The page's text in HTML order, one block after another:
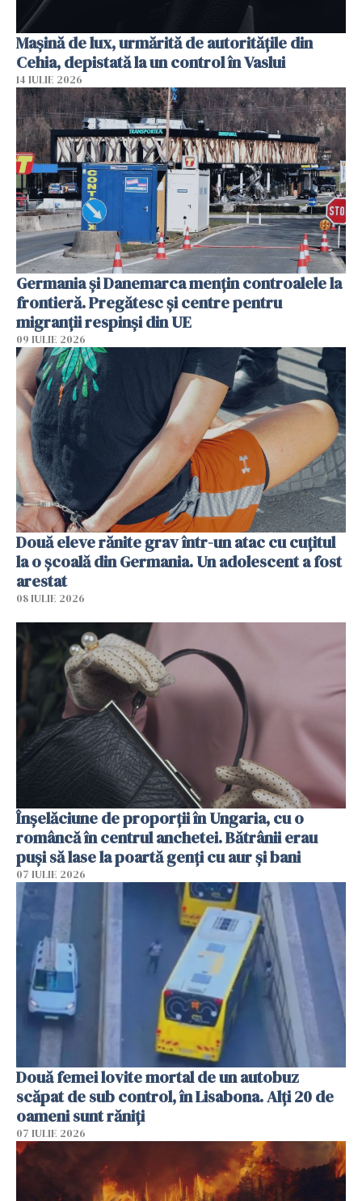
Mașină de lux, urmărită de autoritățile din
Cehia, depistată la un control în Vaslui
14 IULIE 2026
Germania și Danemarca mențin controalele la
frontieră. Pregătesc și centre pentru
migranții respinși din UE
09 IULIE 2026
Două eleve rănite grav într-un atac cu cuțitul
la o școală din Germania. Un adolescent a fost
arestat
08 IULIE 2026
Înșelăciune de proporții în Ungaria, cu o
româncă în centrul anchetei. Bătrânii erau
puși să lase la poartă genți cu aur și bani
07 IULIE 2026
Două femei lovite mortal de un autobuz
scăpat de sub control, în Lisabona. Alți 20 de
oameni sunt răniți
07 IULIE 2026